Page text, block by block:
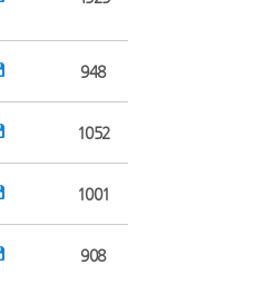
948
1052
1001
908